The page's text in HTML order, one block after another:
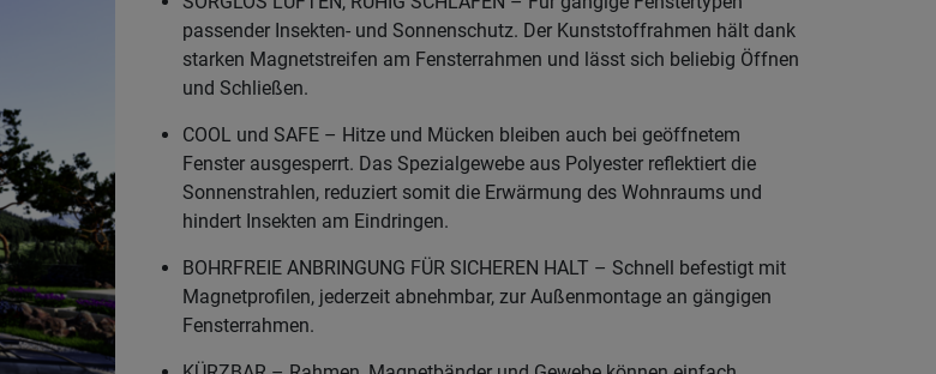
passender Insekten- und Sonnenschutz. Der Kunststoffrahmen hält dank
starken Magnetstreifen am Fensterrahmen und lässt sich beliebig Öffnen
und Schließen.
COOL und SAFE – Hitze und Mücken bleiben auch bei geöffnetem
Fenster ausgesperrt. Das Spezialgewebe aus Polyester reflektiert die
Sonnenstrahlen, reduziert somit die Erwärmung des Wohnraums und
hindert Insekten am Eindringen.
BOHRFREIE ANBRINGUNG FÜR SICHEREN HALT – Schnell befestigt mit
Magnetprofilen, jederzeit abnehmbar, zur Außenmontage an gängigen
Fensterrahmen.